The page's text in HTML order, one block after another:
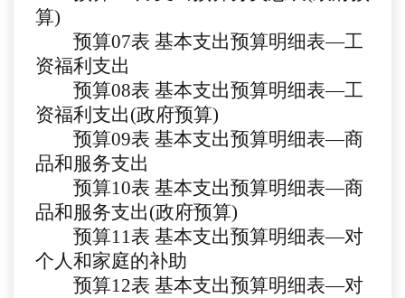
算)
预算07表 基本支出预算明细表—工
资福利支出
预算08表 基本支出预算明细表—工
资福利支出(政府预算)
预算09表 基本支出预算明细表—商
品和服务支出
预算10表 基本支出预算明细表—商
品和服务支出(政府预算)
预算11表 基本支出预算明细表—对
个人和家庭的补助
预算12表 基本支出预算明细表—对